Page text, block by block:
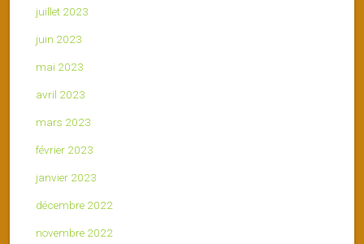
juillet 2023
juin 2023
mai 2023
avril 2023
mars 2023
février 2023
janvier 2023
décembre 2022
novembre 2022